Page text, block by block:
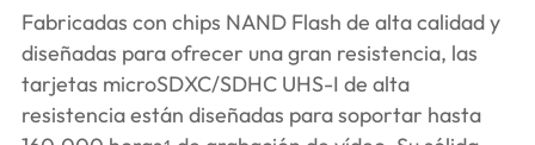
Fabricadas con chips NAND Flash de alta calidad y
diseñadas para ofrecer una gran resistencia, las
tarjetas microSDXC/SDHC UHS-I de alta
resistencia están diseñadas para soportar hasta